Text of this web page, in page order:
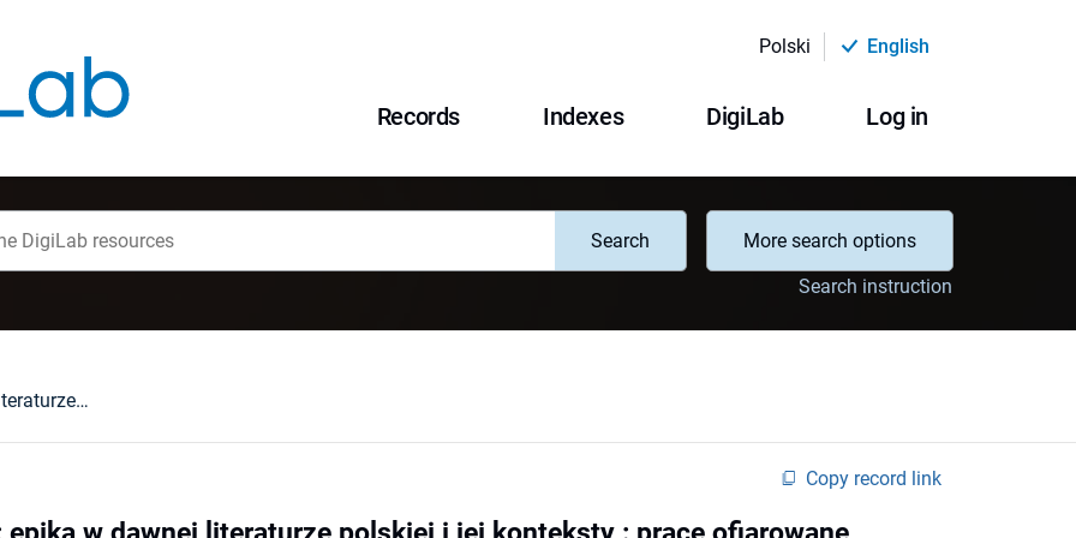
Polski English
Records Indexes DigiLab Log in
Search
More search options
Search instruction
W kręgu Kaliope : epika w dawnej literaturze polskiej i jej konteksty : prace ofiarowane Profesor Ludwice Ślękowej
Copy record link